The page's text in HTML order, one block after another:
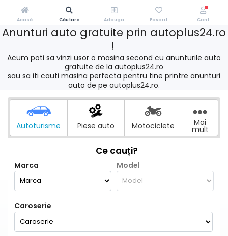
Anunturi auto gratuite prin autoplus24.ro
!
Acum poti sa vinzi usor o masina second cu anunturile auto
gratuite de la autoplus24.ro
sau sa iti cauti masina perfecta pentru tine printre anunturi
auto de pe autoplus24.ro.
Autoturisme Piese auto Motociclete Mai
mult
Ce cauți?
Marca Model
Caroserie
Acasă Căutare Adauga Favorit Cont